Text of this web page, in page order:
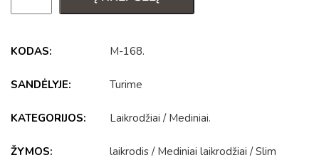
KODAS: M-168.
SANDĖLYJE: Turime
KATEGORIJOS: Laikrodžiai / Mediniai.
ŽYMOS: laikrodis / Mediniai laikrodžiai /Slim